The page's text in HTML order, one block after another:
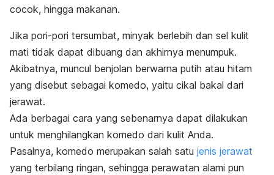
cocok, hingga makanan.
Jika pori-pori tersumbat, minyak berlebih dan sel kulit
mati tidak dapat dibuang dan akhirnya menumpuk.
Akibatnya, muncul benjolan berwarna putih atau hitam
yang disebut sebagai komedo, yaitu cikal bakal dari
jerawat.
Ada berbagai cara yang sebenarnya dapat dilakukan
untuk menghilangkan komedo dari kulit Anda.
Pasalnya, komedo merupakan salah satu jenis jerawat
yang terbilang ringan, sehingga perawatan alami pun